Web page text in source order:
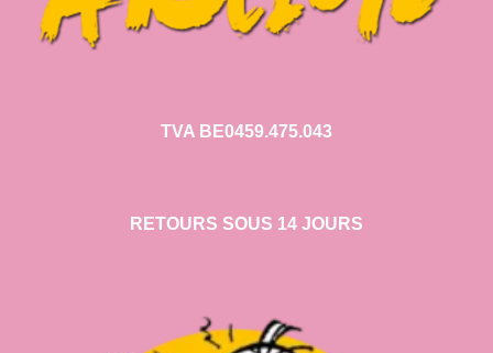
TVA BE0459.475.043
RETOURS SOUS 14 JOURS